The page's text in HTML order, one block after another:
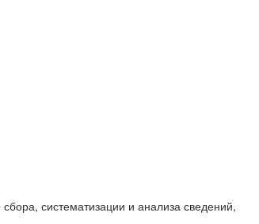
систематизации и анализа сведений,